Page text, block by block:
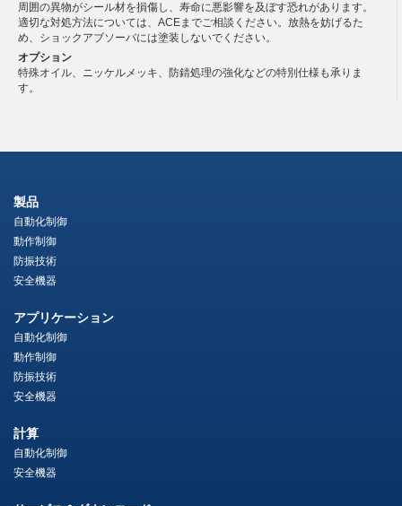
周囲の異物がシール材を損傷し、寿命に悪影響を及ぼす恐れがあります。
適切な対処方法については、ACEまでご相談ください。放熱を妨げるた
め、ショックアブソーバには塗装しないでください。
オプション
特殊オイル、ニッケルメッキ、防錆処理の強化などの特別仕様も承りま
す。
製品
自動化制御
動作制御
防振技術
安全機器
アプリケーション
自動化制御
動作制御
防振技術
安全機器
計算
自動化制御
安全機器